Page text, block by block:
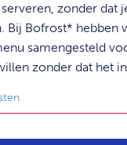
zonder dat
Bij Bofrost* hebben
samengesteld
zonder dat het